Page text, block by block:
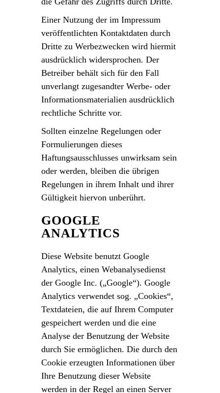
Einer Nutzung der im Impressum
veröffentlichten Kontaktdaten durch
Dritte zu Werbezwecken wird hiermit
ausdrücklich widersprochen. Der
Betreiber behält sich für den Fall
unverlangt zugesandter Werbe- oder
Informationsmaterialien ausdrücklich
rechtliche Schritte vor.
Sollten einzelne Regelungen oder
Formulierungen dieses
Haftungsausschlusses unwirksam sein
oder werden, bleiben die übrigen
Regelungen in ihrem Inhalt und ihrer
Gültigkeit hiervon unberührt.
GOOGLE
ANALYTICS
Diese Website benutzt Google
Analytics, einen Webanalysedienst
der Google Inc. („Google“). Google
Analytics verwendet sog. „Cookies“,
Textdateien, die auf Ihrem Computer
gespeichert werden und die eine
Analyse der Benutzung der Website
durch Sie ermöglichen. Die durch den
Cookie erzeugten Informationen über
Ihre Benutzung dieser Website
werden in der Regel an einen Server